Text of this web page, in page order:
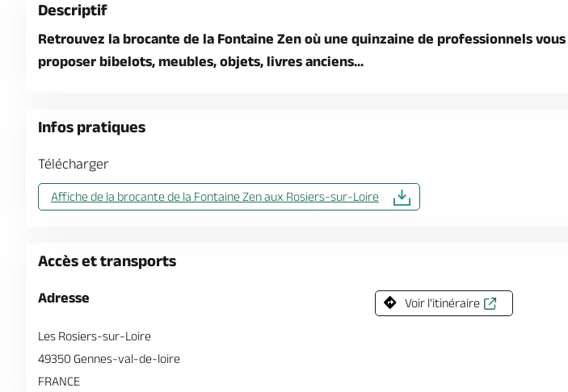
Descriptif
Retrouvez la brocante de la Fontaine Zen où une quinzaine de professionnels
proposer bibelots, meubles, objets, livres anciens...
Infos pratiques
Télécharger
Affiche de la brocante de la Fontaine Zen aux Rosiers-sur-Loire
Accès et transports
Adresse
Les Rosiers-sur-Loire
49350 Gennes-val-de-loire
FRANCE
Voir l'itinéraire